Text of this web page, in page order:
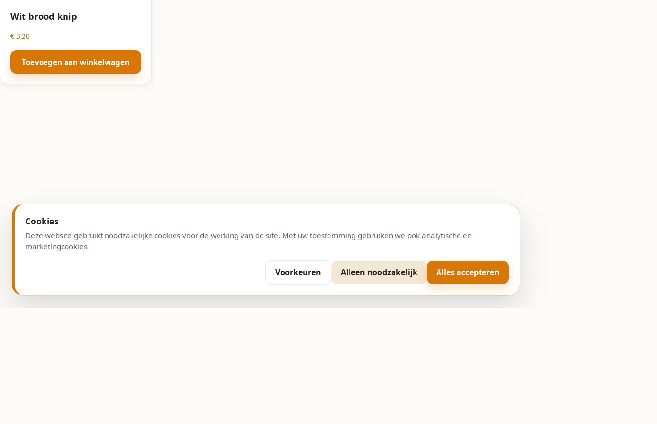
Wit brood knip
€ 3,20
Toevoegen aan winkelwagen
Cookies
Deze website gebruikt noodzakelijke cookies voor de werking van de site. Met uw toestemming gebruiken we ook analytische en
marketingcookies.
Voorkeuren Alleen noodzakelijk Alles accepteren